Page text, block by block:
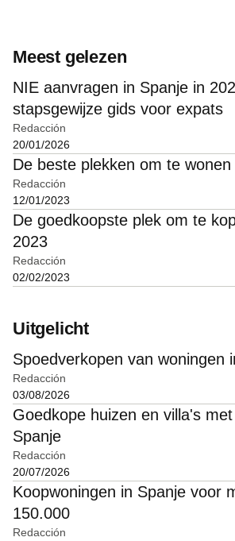
Meest gelezen
NIE aanvragen in Spanje in
stapsgewijze gids voor expats
Redacción
20/01/2026
De beste plekken om te
Redacción
12/01/2023
De goedkoopste plek om te
2023
Redacción
02/02/2023
Uitgelicht
Spoedverkopen van woningen
Redacción
03/08/2026
Goedkope huizen en villa's
Spanje
Redacción
20/07/2026
Koopwoningen in Spanje voor
150.000
Redacción